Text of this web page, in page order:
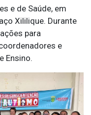
e de Saúde, em
Xililique. Durante
para
e
Ensino.